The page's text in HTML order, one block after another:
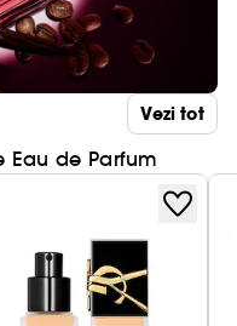
Eau de Parfum
Vezi tot